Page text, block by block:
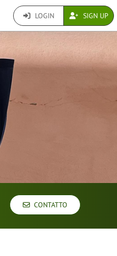
LOGIN SIGN UP
CONTATTO